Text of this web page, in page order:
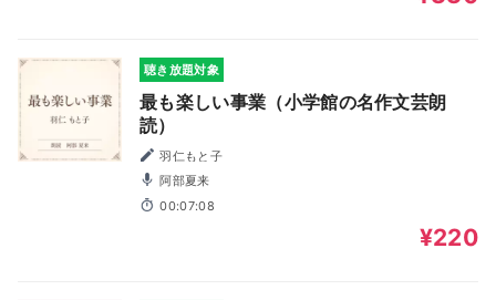
聴き放題対象
最も楽しい事業（小学館の名作文芸朗
読）
羽仁もと子
阿部夏来
00:07:08
¥220